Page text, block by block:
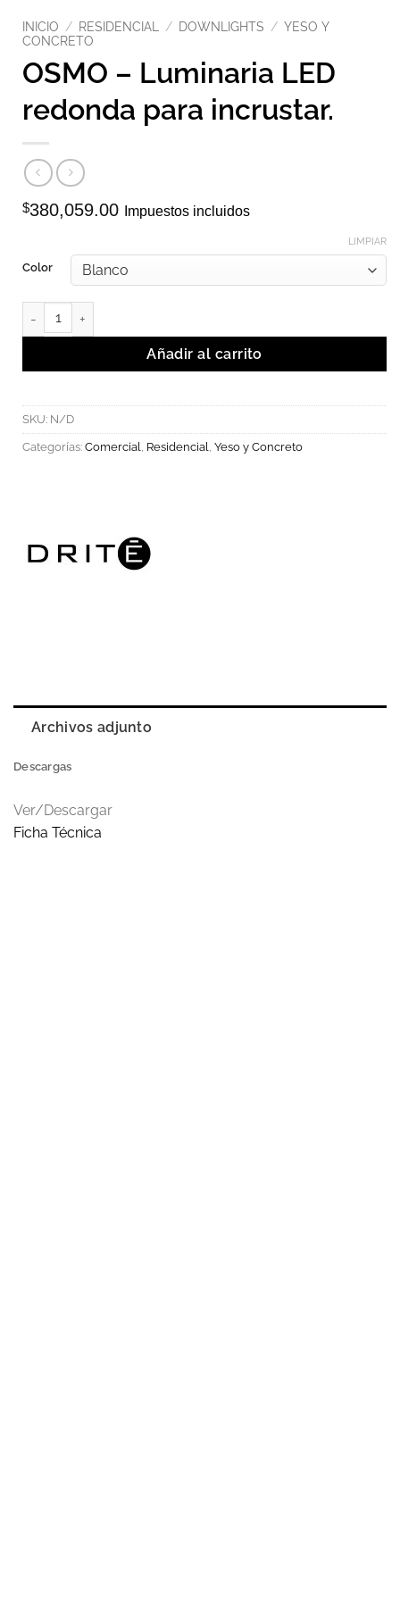
INICIO / RESIDENCIAL / DOWNLIGHTS / YESO Y
CONCRETO
OSMO – Luminaria LED
redonda para incrustar.
$380,059.00 Impuestos incluidos
Color
LIMPIAR
OSMO - Luminaria LED redonda para incrustar. cantidad
Añadir al carrito
SKU: N/D
Categorías: Comercial, Residencial, Yeso y Concreto
Archivos adjunto
Descargas
Ver/Descargar
Ficha Técnica